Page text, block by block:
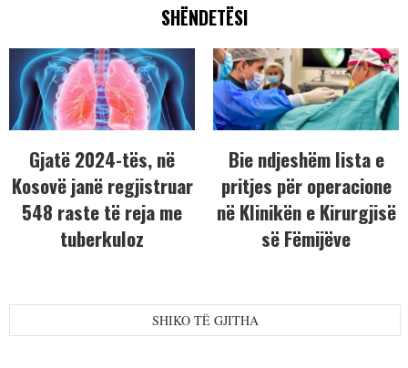
SHËNDETËSI
Gjatë 2024-tës, në
Kosovë janë regjistruar
548 raste të reja me
tuberkuloz
Bie ndjeshëm lista e
pritjes për operacione
në Klinikën e Kirurgjisë
së Fëmijëve
SHIKO TË GJITHA